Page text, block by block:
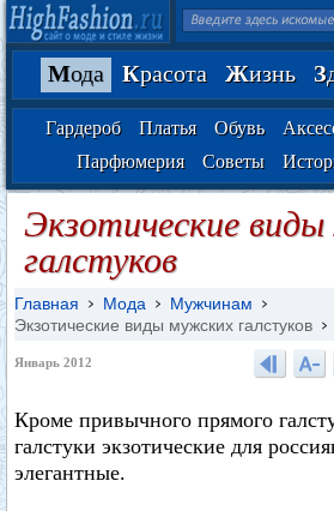
Мода Красота Жизнь З
Гардероб Платья Обувь
Парфюмерия
Советы
Экзотические
галстуков
Главная Мода
Мужчинам
Экзотические виды мужских галстуков
Январь 2012
Кроме привычного прямого
галстуки экзотические для
элегантные.